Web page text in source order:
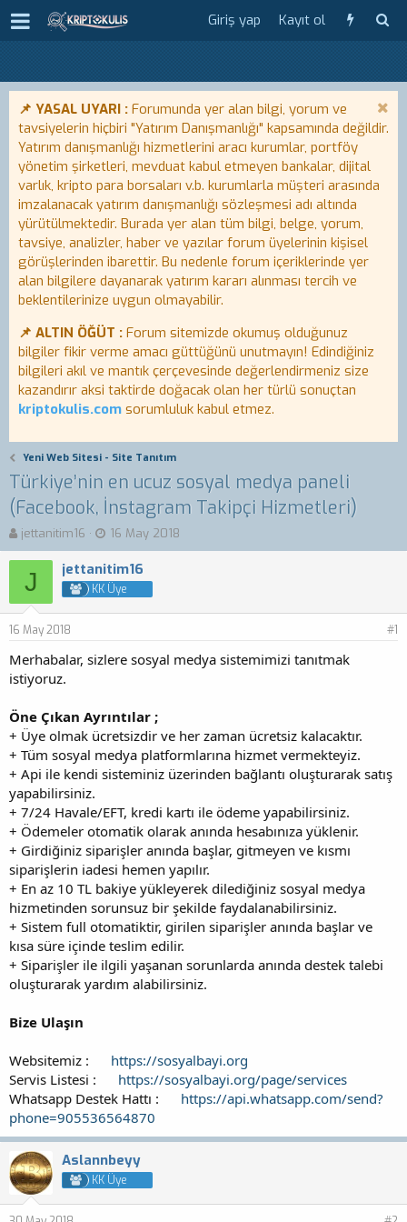
Giriş yap Kayıt ol
📌 YASAL UYARI : Forumunda yer alan bilgi, yorum ve
tavsiyelerin hiçbiri "Yatırım Danışmanlığı" kapsamında değildir.
Yatırım danışmanlığı hizmetlerini aracı kurumlar, portföy
yönetim şirketleri, mevduat kabul etmeyen bankalar, dijital
varlık, kripto para borsaları v.b. kurumlarla müşteri arasında
imzalanacak yatırım danışmanlığı sözleşmesi adı altında
yürütülmektedir. Burada yer alan tüm bilgi, belge, yorum,
tavsiye, analizler, haber ve yazılar forum üyelerinin kişisel
görüşlerinden ibarettir. Bu nedenle forum içeriklerinde yer
alan bilgilere dayanarak yatırım kararı alınması tercih ve
beklentilerinize uygun olmayabilir.
📌 ALTIN ÖĞÜT : Forum sitemizde okumuş olduğunuz
bilgiler fikir verme amacı güttüğünü unutmayın! Edindiğiniz
bilgileri akıl ve mantık çerçevesinde değerlendirmeniz size
kazandırır aksi taktirde doğacak olan her türlü sonuçtan
kriptokulis.com sorumluluk kabul etmez.
Yeni Web Sitesi - Site Tanıtım
Türkiye’nin en ucuz sosyal medya paneli
(Facebook, İnstagram Takipçi Hizmetleri)
K
o
n
y
u
a
ş
a
t
a
n
jettanitim16
B
a
ş
l
a
n
ç
r
h
i
16 May 2018
J jettanitim16
KK Üye
16 May 2018 #1
Merhabalar, sizlere sosyal medya sistemimizi tanıtmak
istiyoruz.
Öne Çıkan Ayrıntılar ;
+ Üye olmak ücretsizdir ve her zaman ücretsiz kalacaktır.
+ Tüm sosyal medya platformlarına hizmet vermekteyiz.
+ Api ile kendi sisteminiz üzerinden bağlantı oluşturarak satış
yapabilirsiniz.
+ 7/24 Havale/EFT, kredi kartı ile ödeme yapabilirsiniz.
+ Ödemeler otomatik olarak anında hesabınıza yüklenir.
+ Girdiğiniz siparişler anında başlar, gitmeyen ve kısmı
siparişlerin iadesi hemen yapılır.
+ En az 10 TL bakiye yükleyerek dilediğiniz sosyal medya
hizmetinden sorunsuz bir şekilde faydalanabilirsiniz.
+ Sistem full otomatiktir, girilen siparişler anında başlar ve
kısa süre içinde teslim edilir.
+ Siparişler ile ilgili yaşanan sorunlarda anında destek talebi
oluşturarak yardım alabilirsiniz.
Bize Ulaşın
Websitemiz :
https://sosyalbayi.org
Servis Listesi :
https://sosyalbayi.org/page/services
Whatsapp Destek Hattı :
https://api.whatsapp.com/send?
phone=905536564870
Aslannbeyy
KK Üye